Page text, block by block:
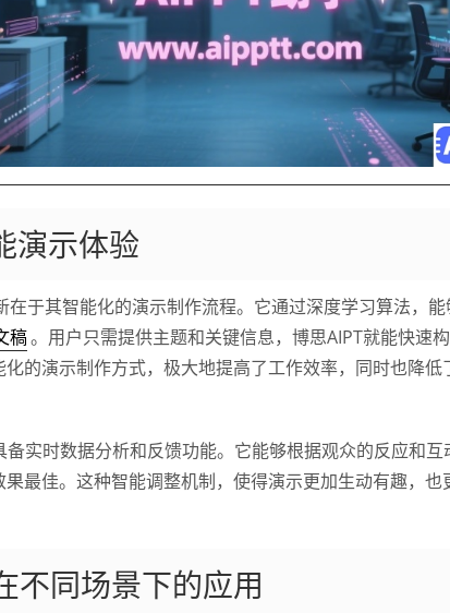
演示体验
在于其智能化的演示制作流程。它通过深度学习算法，
稿。用户只需提供主题和关键信息，博思AIPT就能快速
的演示制作方式，极大地提高了工作效率，同时也降低
备实时数据分析和反馈功能。它能够根据观众的反应和
最佳。这种智能调整机制，使得演示更加生动有趣，也
不同场景下的应用